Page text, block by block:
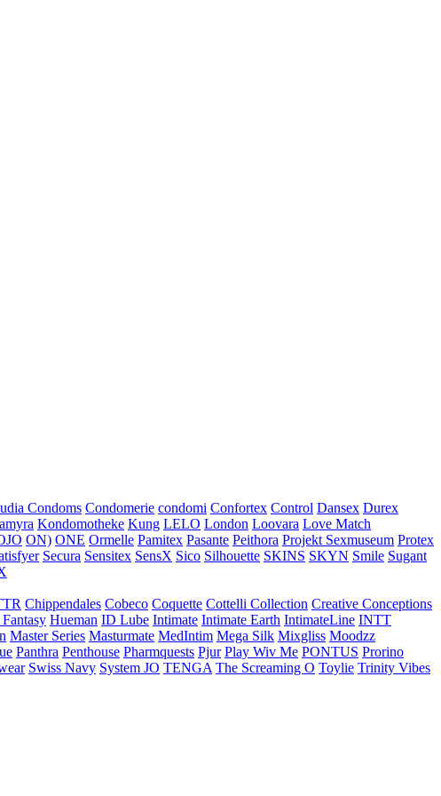
Condoms Condomerie condomi Confortex Control Dansex Durex
Kondomotheke Kung LELO London Loovara Love Match
ON) ONE Ormelle Pamitex Pasante Peithora Projekt Sexmuseum Protex
Secura Sensitex SensX Sico Silhouette SKINS SKYN Smile Sugant
Chippendales Cobeco Coquette Cottelli Collection Creative Conceptions
Hueman ID Lube Intimate Intimate Earth IntimateLine INTT
Master Series Masturmate MedIntim Mega Silk Mixgliss Moodzz
Panthra Penthouse Pharmquests Pjur Play Wiv Me PONTUS Prorino
Swiss Navy System JO TENGA The Screaming O Toylie Trinity Vibes